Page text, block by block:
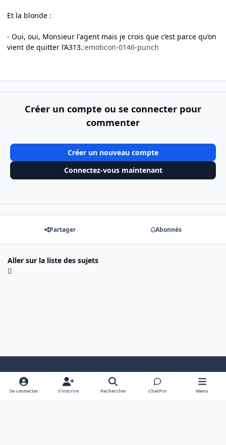
Et la blonde :
- Oui, oui, Monsieur l'agent mais je crois que c’est parce qu’on
vient de quitter l’A313.:emoticon-0146-punch
Créer un compte ou se connecter pour
commenter
Créer un nouveau compte
Connectez-vous maintenant
Partager Abonnés
Aller sur la liste des sujets
Mode clairDark ModeSystem Preference
Se connecter S’inscrire Rechercher ChatPro Menu